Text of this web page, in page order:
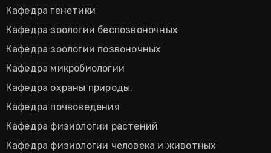
Кафедра генетики
Кафедра зоологии беспозвоночных
Кафедра зоологии позвоночных
Кафедра микробиологии
Кафедра охраны природы.
Кафедра почвоведения
Кафедра физиологии растений
Кафедра физиологии человека и животных